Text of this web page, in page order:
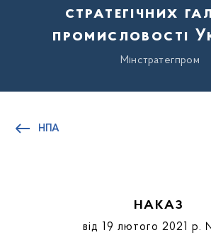
стратегічних
промисловості
Мінстратегпром
НПА
НАКАЗ
від 19 лютого 2021 р.